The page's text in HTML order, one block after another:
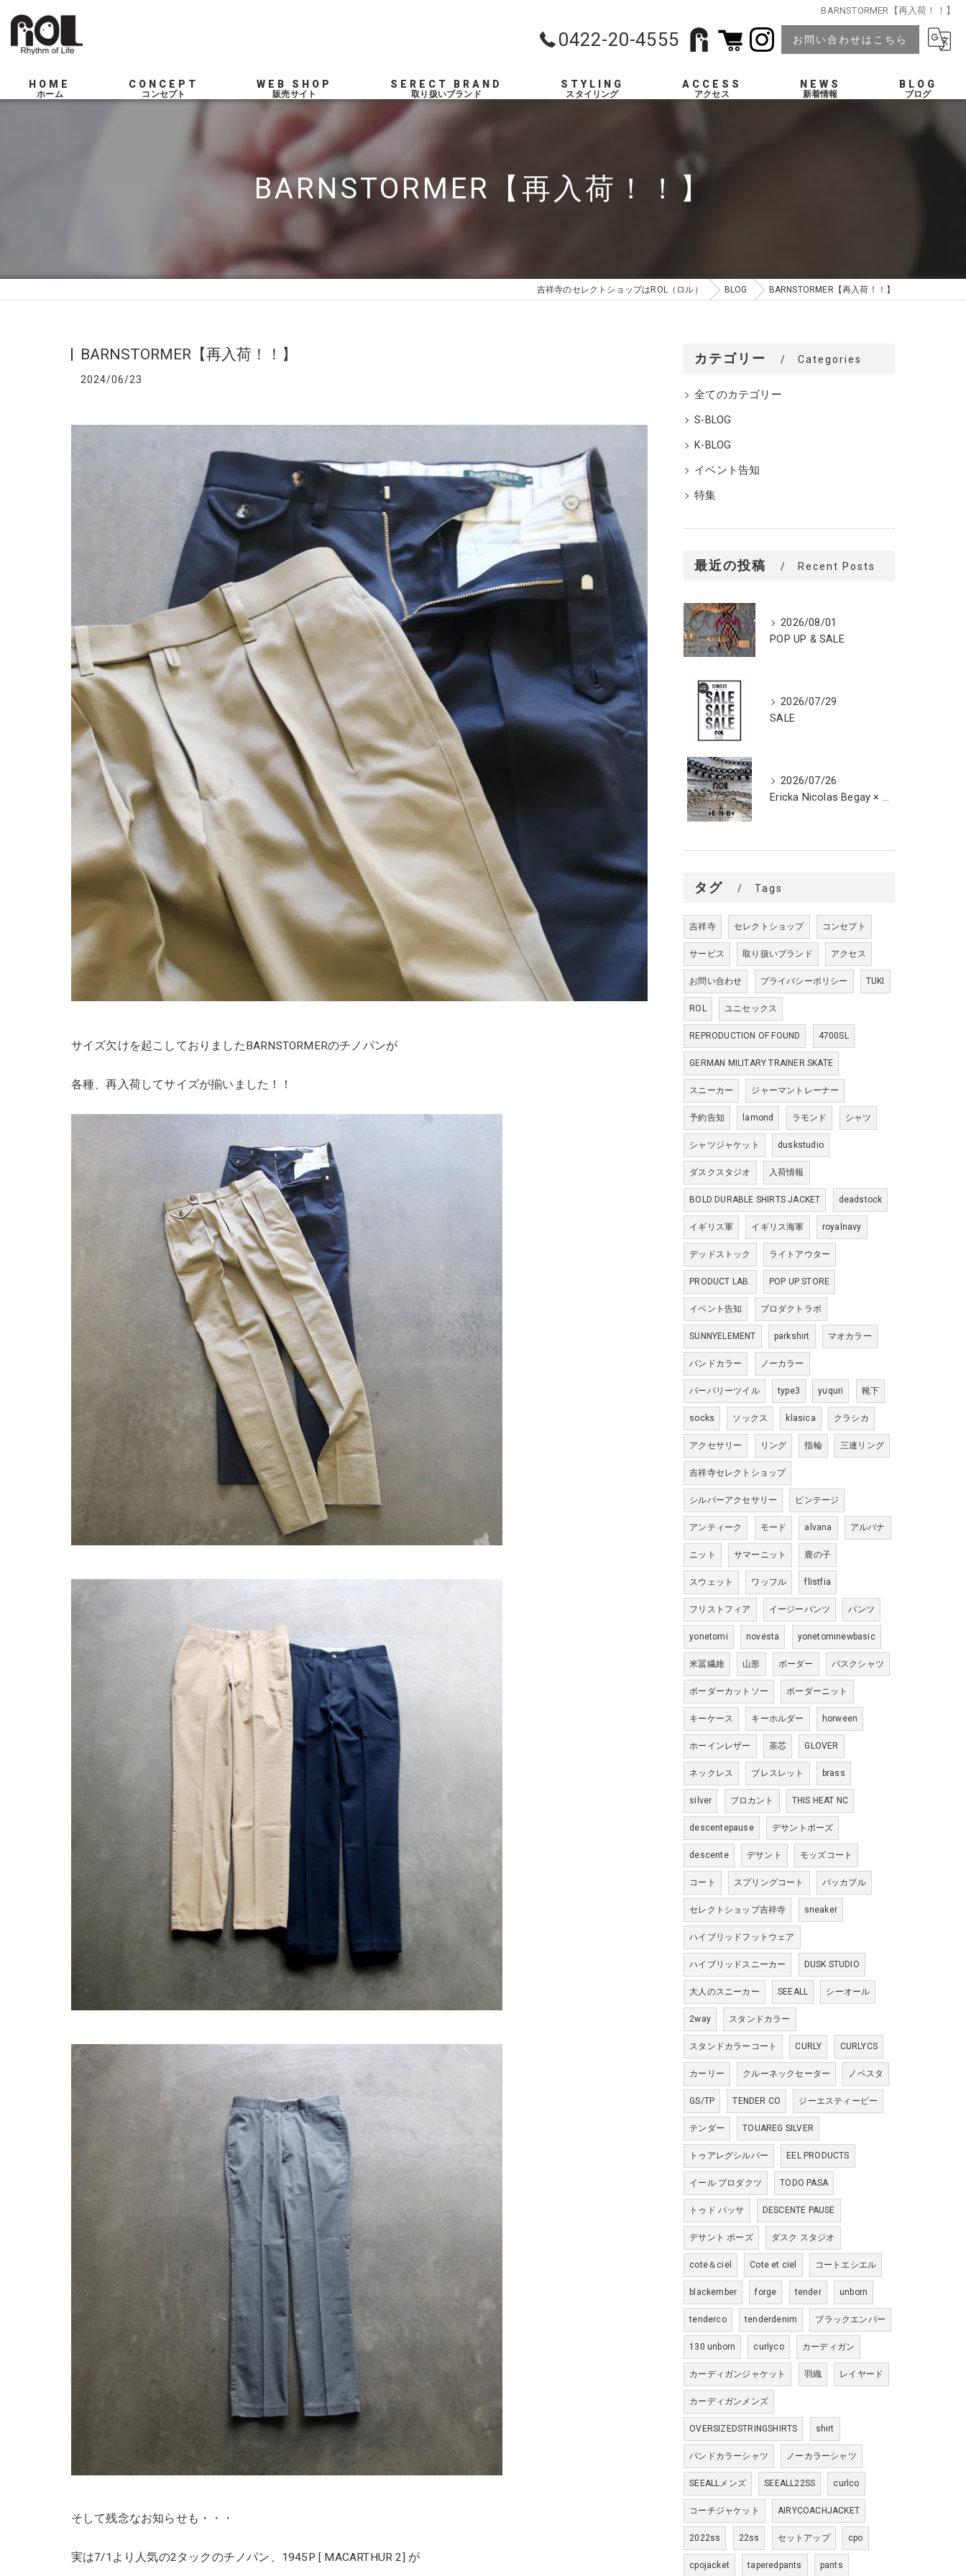
BARNSTORMER【再入荷！！】
0422-20-4555 お問い合わせはこちら
HOME CONCEPT WEB SHOP SERECT BRAND STYLING ACCESS NEWS BLOG
BARNSTORMER【再入荷！！】
吉祥寺のセレクトショップはROL（ロル） BLOG BARNSTORMER【再入荷！！】
BARNSTORMER【再入荷！！】
2024/06/23
サイズ欠けを起こしておりましたBARNSTORMERのチノパンが
各種、再入荷してサイズが揃いました！！
そして残念なお知らせも・・・
実は7/1より人気の2タックのチノパン、1945P [ MACARTHUR 2] が
カテゴリー Categories
全てのカテゴリー
S-BLOG
K-BLOG
イベント告知
特集
最近の投稿 Recent Posts
2026/08/01
POP UP & SALE
2026/07/29
SALE
2026/07/26
Ericka Nicolas Begay × ROL POP UP STORE
タグ Tags
吉祥寺 セレクトショップ コンセプト
サービス 取り扱いブランド アクセス
お問い合わせ プライバシーポリシー TUKI
ROL ユニセックス
REPRODUCTION OF FOUND 4700SL
GERMAN MILITARY TRAINER SKATE
スニーカー ジャーマントレーナー
予約告知 lamond ラモンド シャツ
シャツジャケット duskstudio
ダスクスタジオ 入荷情報
BOLD DURABLE SHIRTS JACKET deadstock
イギリス軍 イギリス海軍 royalnavy
デッドストック ライトアウター
PRODUCT LAB. POP UP STORE
イベント告知 プロダクトラボ
SUNNYELEMENT parkshirt マオカラー
バンドカラー ノーカラー
バーバリーツイル type3 yuquri 靴下
socks ソックス klasica クラシカ
アクセサリー リング 指輪 三連リング
吉祥寺セレクトショップ
シルバーアクセサリー ビンテージ
アンティーク モード alvana アルバナ
ニット サマーニット 鹿の子
スウェット ワッフル flistfia
フリストフィア イージーパンツ パンツ
yonetomi novesta yonetominewbasic
米冨繊維 山形 ボーダー バスクシャツ
ボーダーカットソー ボーダーニット
キーケース キーホルダー horween
ホーインレザー 茶芯 GLOVER
ネックレス ブレスレット brass
silver ブロカント THIS HEAT NC
descentepause デサントポーズ
descente デサント モッズコート
コート スプリングコート パッカブル
セレクトショップ吉祥寺 sneaker
ハイブリッドフットウェア
ハイブリッドスニーカー DUSK STUDIO
大人のスニーカー SEEALL シーオール
2way スタンドカラー
スタンドカラーコート CURLY CURLYCS
カーリー クルーネックセーター ノベスタ
GS/TP TENDER CO ジーエスティーピー
テンダー TOUAREG SILVER
トゥアレグシルバー EEL PRODUCTS
イール プロダクツ TODO PASA
トゥド パッサ DESCENTE PAUSE
デサント ポーズ ダスク スタジオ
cote＆ciel Cote et ciel コートエシエル
blackember forge tender unborn
tenderco tenderdenim ブラックエンバー
130 unborn curlyco カーディガン
カーディガンジャケット 羽織 レイヤード
カーディガンメンズ
OVERSIZEDSTRINGSHIRTS shirt
バンドカラーシャツ ノーカラーシャツ
SEEALLメンズ SEEALL22SS curlco
コーチジャケット AIRYCOACHJACKET
2022ss 22ss セットアップ cpo
cpojacket taperedpants pants